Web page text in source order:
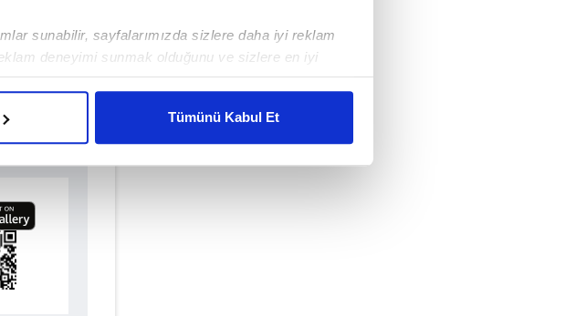
sunabilir, sayfalarımızda sizlere daha iyi reklam
deneyimi sunmak olduğunu ve sizlere en iyi
noktada, reklamların maliyetlerimizi karşılamak
hedefli reklamlar gösterilmeyecektir."
çerezler bilgi toplumu hizmetlerinin sunulması
ve kişiselleştirilmesi ve sizlere yönelik
rızanız dahilinde kullanılacaktır.
Tümünü Kabul Et